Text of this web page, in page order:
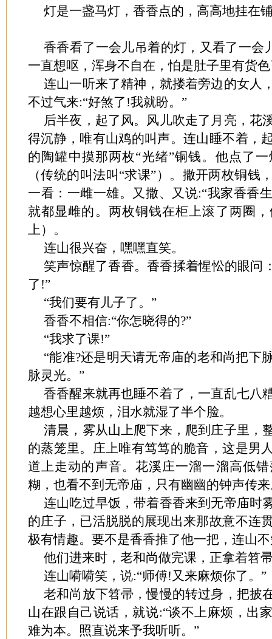
灯是一盏马灯，香香点的，高高地挂在
香香看了一会儿吊着的灯，又看了一会
一直想呕，浑身不自在，怕是肚子里有货色
连山一听来了精神，就搂着旁边的女人
不过气来:“好煞了!我就盼。”
后半夜，起了风。风儿吹走了月亮，花
得沉静，唯有山鸡的叫声。连山睡不着，
的陶罐中摸那两枚“光绪”铜钱。他点了
（传统的叫法叫“求课”）。撒开两枚铜钱
一看：一雌一雄。又撒、又说:“我家香香
就都显雌的。两枚铜钱在柜上滚了两圈
上）。
连山很兴奋，嘿嘿直笑。
笑声惊醒了香香。香香揉着惺忪的眼问
了!”
“我们要有儿子了。”
香香不相信:“你怎晓得的?”
“我求了课!”
“能准?还是明天请无帝庙的老和尚把下
脉灵光。”
香香醒来就再也睡不着了，一直乱七八
越想心里越烦，泪水就湿了半个脸。
清晨，雾从山上爬下来，爬到庄子里，
的蒸笼里。庄上唯有笃笃的脆音，这是男
道上走动的声音。花溪庄一溜一溜高低
糊，也看不到无帝庙，只有幽幽的钟声传
连山吃过早饭，带着香香来到无帝庙时
的庄子，已活脱脱的展现出来那故意不连
极有情趣。要不是香香推了他一把，连山
他们进来时，老和尚做完课，正拿着笤
连山嗬嗬笑，说:“师傅!又来麻烦你了。”
老和尚放下笤帚，慢慢的转过身，把披
山在跟自己说话，就说:“谈不上麻烦，出
难为本。照直说来予我听听。”